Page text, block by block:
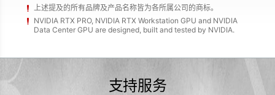
上述提及的所有品牌及产品名称皆为各所属公司的商标。
NVIDIA RTX PRO, NVIDIA RTX Workstation GPU and NVIDIA
Data Center GPU are designed, built and tested by NVIDIA.
支持服务